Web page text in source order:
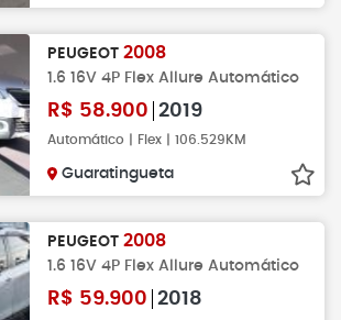
PEUGEOT 2008
1.6 16V 4P Flex Allure Automático
R$ 58.900 2019
Automático | Flex | 106.529KM
Guaratingueta
PEUGEOT 2008
1.6 16V 4P Flex Allure Automático
R$ 59.900 2018